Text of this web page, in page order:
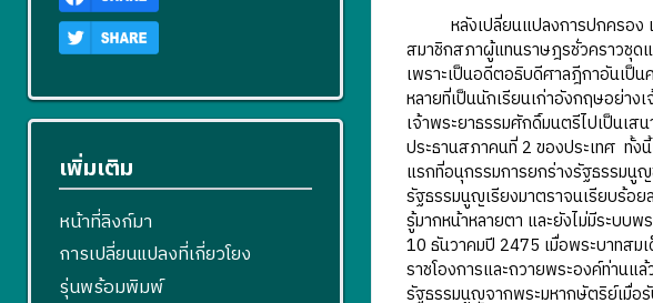
หลังเปลี่ยนแปลงการปกครอง เ
สมาชิกสภาผู้แทนราษฎรชั่วคราวชุด
เพราะเป็นอดีตอธิบดีศาลฎีกาอันเป็
หลายที่เป็นนักเรียนเก่าอังกฤษอย่า
เจ้าพระยาธรรมศักดิ์มนตรีไปเป็นเ
ประธานสภาคนที่ 2 ของประเทศ ทั้
แรกที่อนุกรรมการยกร่างรัฐธรรมนู
รัฐธรรมนูญเรียงมาตราจนเรียบร้อ
รู้มากหน้าหลายตา และยังไม่มีระบบ
10 ธันวาคมปี 2475 เมื่อพระบาทส
ราชโองการและถวายพระองค์ท่าน
รัฐธรรมนูญจากพระมหากษัตริย์เมื่อ
เพิ่มเติม
หน้าที่ลิงก์มา
การเปลี่ยนแปลงที่เกี่ยวโยง
รุ่นพร้อมพิมพ์